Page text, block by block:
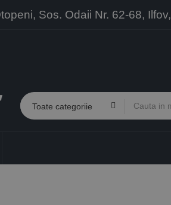
Sos. Odaii Nr. 62-68, Ilfov,